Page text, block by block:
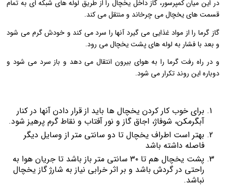
در این میان کمپرسور، گاز داخل یخچال را از طریق لوله های شبکه ای به تمام
قسمت های یخچال می چرخاند و منتقل می کند.
گاز گرما را از مواد غذایی می گیرد آنها را سرد می کند و خودش گرم می شود
و بعد با فشار به لوله های پشت یخچال می رود.
و در راه رفت گرما را به هوای بیرون انتقال می دهد و باز سرد می شود و
دوباره این روند تکرار می شود.
برای خوب کار کردن یخچال ها باید از قرار دادن آنها در کنار
آبگرمکن، شوفاژ، اجاق گاز و نور آفتاب و نقاط گرم پرهیز شود.
بهتر است اطراف یخچال تا دو سانتی متر از وسایل دیگر
فاصله داشته باشد
پشت یخچال هم تا ۳۰ سانتی متر باز باشد تا جریان هوا به
راحتی در گردش باشد و بر اثر خرابی نیاز به شارژ گاز یخچال
نباشد.